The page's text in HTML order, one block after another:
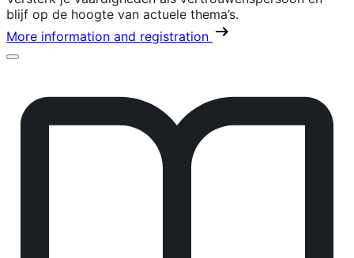
blijf op de hoogte van actuele thema’s.
More information and registration